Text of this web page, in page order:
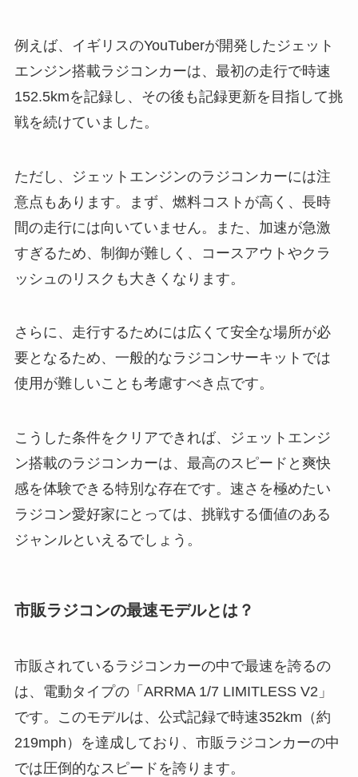
例えば、イギリスのYouTuberが開発したジェット
エンジン搭載ラジコンカーは、最初の走行で時速
152.5kmを記録し、その後も記録更新を目指して挑
戦を続けていました。
ただし、ジェットエンジンのラジコンカーには注
意点もあります。まず、燃料コストが高く、長時
間の走行には向いていません。また、加速が急激
すぎるため、制御が難しく、コースアウトやクラ
ッシュのリスクも大きくなります。
さらに、走行するためには広くて安全な場所が必
要となるため、一般的なラジコンサーキットでは
使用が難しいことも考慮すべき点です。
こうした条件をクリアできれば、ジェットエンジ
ン搭載のラジコンカーは、最高のスピードと爽快
感を体験できる特別な存在です。速さを極めたい
ラジコン愛好家にとっては、挑戦する価値のある
ジャンルといえるでしょう。
市販ラジコンの最速モデルとは？
市販されているラジコンカーの中で最速を誇るの
は、電動タイプの「ARRMA 1/7 LIMITLESS V2」
です。このモデルは、公式記録で時速352km（約
219mph）を達成しており、市販ラジコンカーの中
では圧倒的なスピードを誇ります。